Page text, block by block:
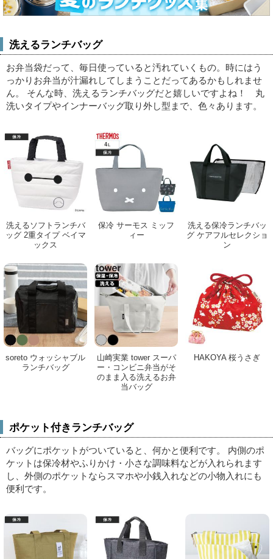
洗えるランチバッグ
お弁当袋だって、毎日使っていると汚れていくもの。時にはう
っかりお弁当が汁漏れしてしまうことだってあるかもしれませ
ん。
そんな時、洗えるランチバッグだと嬉しいですよね！ 丸
洗いタイプやインナーバッグ取り外し型まで、色々あります。
洗えるソフトランチバ
ッグ 2重タイプ ベイマ
ックス
保冷 サーモス ミッフ
ィー
洗える保冷ランチバッ
グ ケアフルセレクショ
ン
soreto ウォッシャブル
ランチバッグ
山崎実業 tower スーパ
ー・コンビニ弁当がそ
のまま入る洗えるお弁
当バッグ
HAKOYA 桜うさぎ
ポケット付きランチバッグ
バッグにポケットがついていると、何かと便利です。
内側のポ
ケットは保冷材やふりかけ・小さな調味料などが入れられます
し、外側のポケットならスマホや小銭入れなどの小物入れにも
便利です。